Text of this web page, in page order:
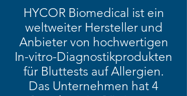
HYCOR Biomedical ist ein
weltweiter Hersteller und
Anbieter von hochwertigen
In-vitro-Diagnostikprodukten
für Bluttests auf Allergien.
Das Unternehmen hat 4